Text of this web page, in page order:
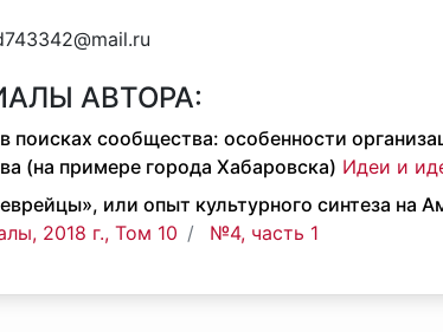
АВТОРА:
поисках сообщества: особенности
(на примере города Хабаровска) Идеи и
или опыт культурного синтеза на
2018 г., Том 10
№4, часть 1